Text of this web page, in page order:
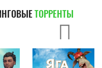
ТОРРЕНТЫ